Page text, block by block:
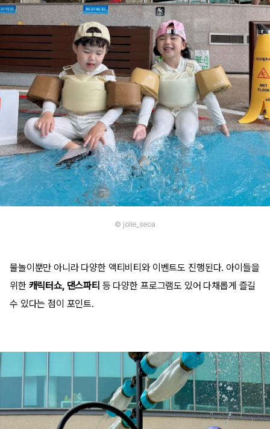
© jolie_seoa
물놀이뿐만 아니라 다양한 액티비티와 이벤트도 진행된다. 아이들을
위한 캐릭터쇼, 댄스파티 등 다양한 프로그램도 있어 다채롭게 즐길
수 있다는 점이 포인트.